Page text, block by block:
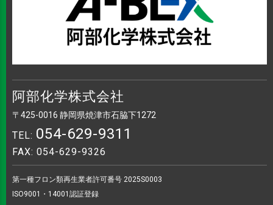
阿部化学株式会社
〒425-0016 静岡県焼津市石脇下1272
TEL: 054-629-9311
FAX: 054-629-9326
第一種フロン類再生業者許可番号 2025S0003
ISO9001・14001認証登録